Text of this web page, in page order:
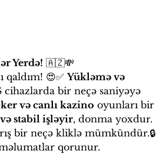
Yerdə! 🇦🇿💸
😍✅ Yükləmə və
bir neçə saniyəyə
və canlı kazino oyunları bir
stabil işləyir, donma yoxdur.
bir neçə kliklə mümkündür.🔒
qorunur.